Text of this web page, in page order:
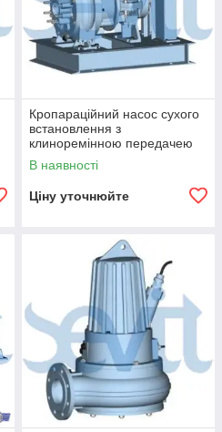
Кропараційний насос сухого
встановлення з
клиноремінною передачею
UNIVERS-P
В наявності
Ціну уточнюйте